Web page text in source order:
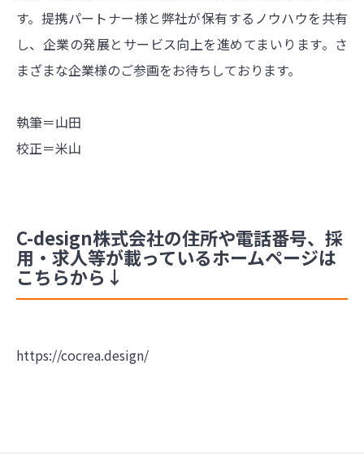
す。提携パートナー様と弊社が保有するノウハウを共有
し、企業の発展とサービス向上を進めてまいります。さ
まざまな企業様のご参画をお待ちしております。
執筆＝山田
校正＝米山
C-design株式会社の住所や電話番号、採
用・求人等が載っているホームページは
こちらから↓
https://cocrea.design/